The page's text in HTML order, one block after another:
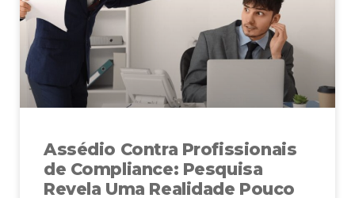
Assédio Contra Profissionais
de Compliance: Pesquisa
Revela Uma Realidade Pouco